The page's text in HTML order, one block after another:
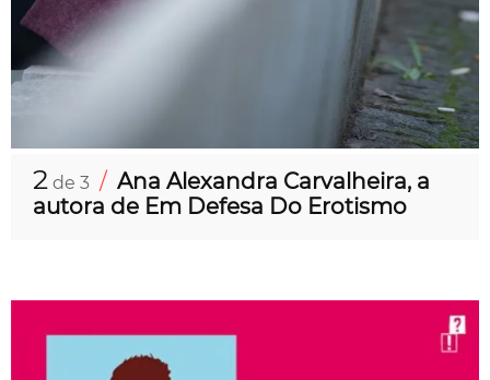
2 de 3 / Ana Alexandra Carvalheira, a
autora de Em Defesa Do Erotismo